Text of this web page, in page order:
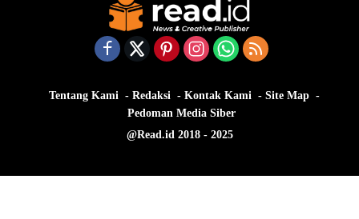
Tentang Kami Redaksi Kontak Kami
Site Map
Pedoman Media Siber
@Read.id 2018 - 2025